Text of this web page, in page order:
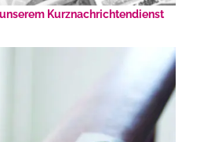
Kurznachrichtendienst